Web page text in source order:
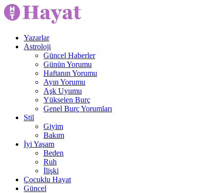
Yazarlar
Astroloji
Güncel Haberler
Günün Yorumu
Haftanın Yorumu
Ayın Yorumu
Aşk Uyumu
Yükselen Burç
Genel Burç Yorumları
Stil
Giyim
Bakım
İyi Yaşam
Beden
Ruh
İlişki
Çocuklu Hayat
Güncel